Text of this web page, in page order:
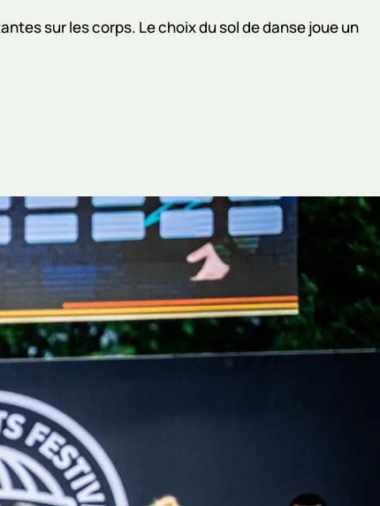
sur les corps. Le choix du sol de danse joue un